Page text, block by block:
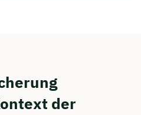
der